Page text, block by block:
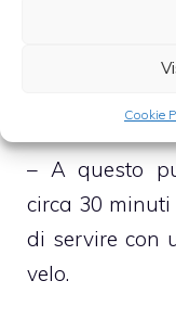
Cookie
– La
dunque
– A questo
circa 30
di servire con
velo.